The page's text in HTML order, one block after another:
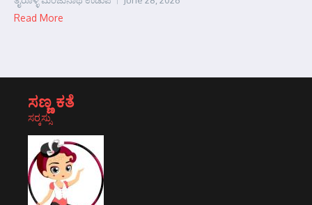
Read More
ಸಣ್ಣ ಕತೆ
ಸರ್‍ಕಸ್ಸು